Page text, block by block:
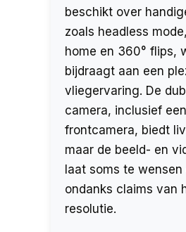
beschikt over
zoals headless
home en 360° flips,
bijdraagt aan een
vliegervaring. De
camera, inclusief
frontcamera, biedt
maar de beeld- en
laat soms te wensen
ondanks claims van
resolutie.